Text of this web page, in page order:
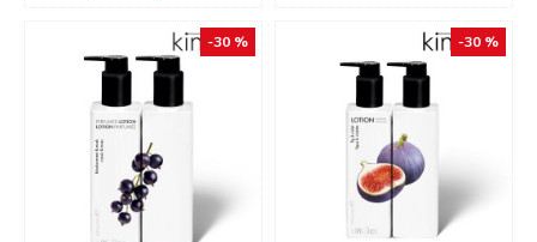
-30 % -30 %